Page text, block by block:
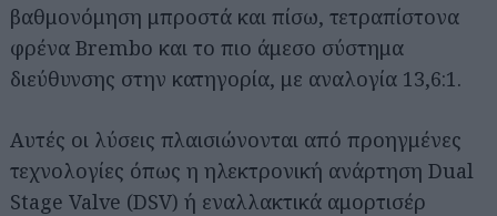
βαθμονόμηση μπροστά και πίσω, τετραπίστονα
φρένα Brembo και το πιο άμεσο σύστημα
διεύθυνσης στην κατηγορία, με αναλογία 13,6:1.
Αυτές οι λύσεις πλαισιώνονται από προηγμένες
τεχνολογίες όπως η ηλεκτρονική ανάρτηση Dual
Stage Valve (DSV) ή εναλλακτικά αμορτισέρ